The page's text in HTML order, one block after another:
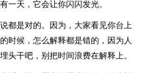
一天，它会让你闪闪发光。
都是对的。因为，大家看见你台上
时候，怎么解释都是错的，因为人
头干吧，别把时间浪费在解释上。